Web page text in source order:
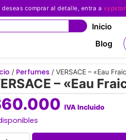
comprar al detalle, entra a
Inicio
Blog
/ Perfumes / VERSACE – «Eau
– «Eau
60.000 IVA Incluido